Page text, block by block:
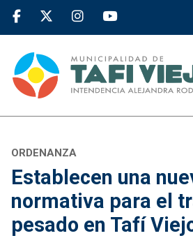
ORDENANZA
Establecen una
normativa para el
pesado en Tafí